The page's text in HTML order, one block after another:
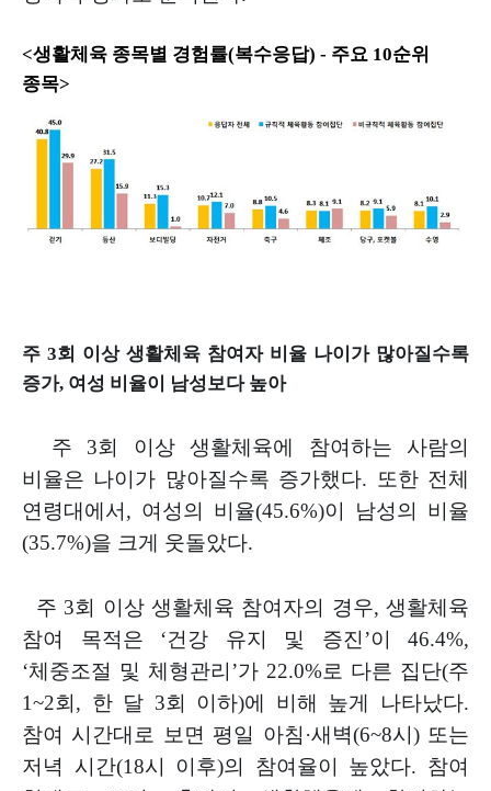
<생활체육 종목별 경험률(복수응답) - 주요 10순위
종목>
주 3회 이상 생활체육 참여자 비율 나이가 많아질수록
증가, 여성 비율이 남성보다 높아
주 3회 이상 생활체육에 참여하는 사람의
비율은 나이가 많아질수록 증가했다. 또한 전체
연령대에서 , 여성의 비율(45.6%)이 남성의 비율
(35.7%)을 크게 웃돌았다.
주 3회 이상 생활체육 참여자의 경우, 생활체육
참여 목적은 ‘건강 유지 및 증진’이 46.4%,
‘체중조절 및 체형관리 ’가 22.0%로 다른 집단(주
1~2회 , 한 달 3회 이하)에 비해 높게 나타났다.
참여 시간대로
보면 평일 아침 ·새벽(6~8시 ) 또는
저녁 시간(18시 이후)의 참여율이 높았다. 참여